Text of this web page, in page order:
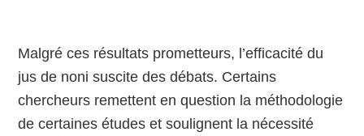
Malgré ces résultats prometteurs, l’efficacité du
jus de noni suscite des débats. Certains
chercheurs remettent en question la méthodologie
de certaines études et soulignent la nécessité